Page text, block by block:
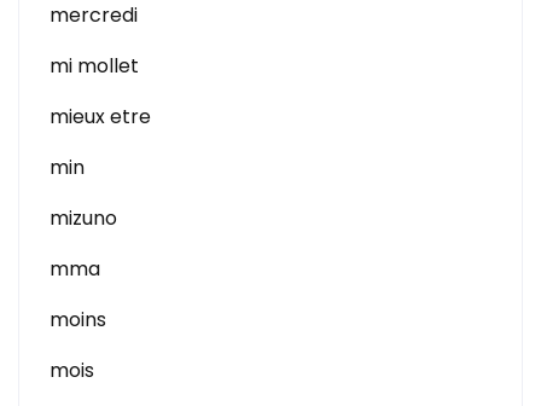
mercredi
mi mollet
mieux etre
min
mizuno
mma
moins
mois